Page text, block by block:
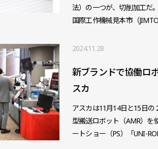
法）の一つが、切削加工だ
国際工作機械見本市（
2024.11.28
新ブランドで協働ロ
スカ
アスカは11月14日と15日
型搬送ロボット（AMR）を
ートショー（PS）「UNI-